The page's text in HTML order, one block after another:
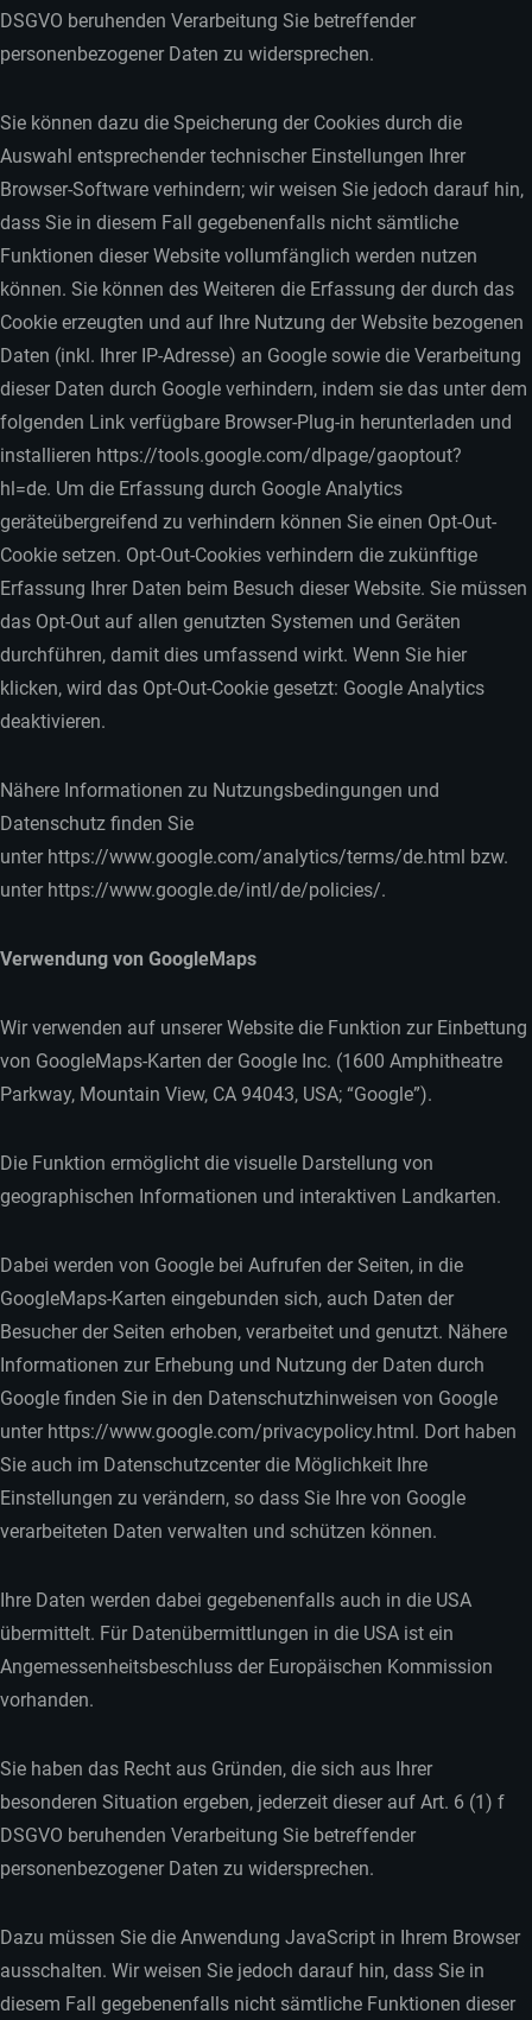
DSGVO beruhenden Verarbeitung Sie betreffender
personenbezogener Daten zu widersprechen.
Sie können dazu die Speicherung der Cookies durch die
Auswahl entsprechender technischer Einstellungen Ihrer
Browser-Software verhindern; wir weisen Sie jedoch darauf hin,
dass Sie in diesem Fall gegebenenfalls nicht sämtliche
Funktionen dieser Website vollumfänglich werden nutzen
können. Sie können des Weiteren die Erfassung der durch das
Cookie erzeugten und auf Ihre Nutzung der Website bezogenen
Daten (inkl. Ihrer IP-Adresse) an Google sowie die Verarbeitung
dieser Daten durch Google verhindern, indem sie das unter dem
folgenden Link verfügbare Browser-Plug-in herunterladen und
installieren https://tools.google.com/dlpage/gaoptout?
hl=de. Um die Erfassung durch Google Analytics
geräteübergreifend zu verhindern können Sie einen Opt-Out-
Cookie setzen. Opt-Out-Cookies verhindern die zukünftige
Erfassung Ihrer Daten beim Besuch dieser Website. Sie müssen
das Opt-Out auf allen genutzten Systemen und Geräten
durchführen, damit dies umfassend wirkt. Wenn Sie hier
klicken, wird das Opt-Out-Cookie gesetzt: Google Analytics
deaktivieren.
Nähere Informationen zu Nutzungsbedingungen und
Datenschutz finden Sie
unter https://www.google.com/analytics/terms/de.html bzw.
unter https://www.google.de/intl/de/policies/.
Verwendung von GoogleMaps
Wir verwenden auf unserer Website die Funktion zur Einbettung
von GoogleMaps-Karten der Google Inc. (1600 Amphitheatre
Parkway, Mountain View, CA 94043, USA; “Google”).
Die Funktion ermöglicht die visuelle Darstellung von
geographischen Informationen und interaktiven Landkarten.
Dabei werden von Google bei Aufrufen der Seiten, in die
GoogleMaps-Karten eingebunden sich, auch Daten der
Besucher der Seiten erhoben, verarbeitet und genutzt. Nähere
Informationen zur Erhebung und Nutzung der Daten durch
Google finden Sie in den Datenschutzhinweisen von Google
unter https://www.google.com/privacypolicy.html. Dort haben
Sie auch im Datenschutzcenter die Möglichkeit Ihre
Einstellungen zu verändern, so dass Sie Ihre von Google
verarbeiteten Daten verwalten und schützen können.
Ihre Daten werden dabei gegebenenfalls auch in die USA
übermittelt. Für Datenübermittlungen in die USA ist ein
Angemessenheitsbeschluss der Europäischen Kommission
vorhanden.
Sie haben das Recht aus Gründen, die sich aus Ihrer
besonderen Situation ergeben, jederzeit dieser auf Art. 6 (1) f
DSGVO beruhenden Verarbeitung Sie betreffender
personenbezogener Daten zu widersprechen.
Dazu müssen Sie die Anwendung JavaScript in Ihrem Browser
ausschalten. Wir weisen Sie jedoch darauf hin, dass Sie in
diesem Fall gegebenenfalls nicht sämtliche Funktionen dieser